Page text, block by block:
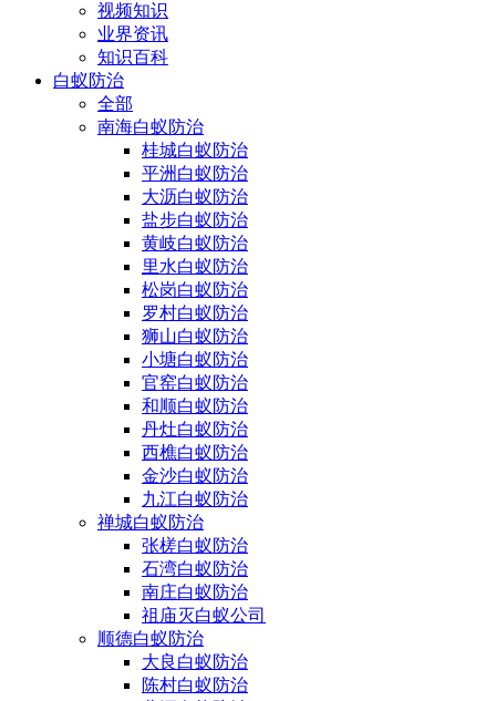
视频知识
业界资讯
知识百科
白蚁防治
全部
南海白蚁防治
桂城白蚁防治
平洲白蚁防治
大沥白蚁防治
盐步白蚁防治
黄岐白蚁防治
里水白蚁防治
松岗白蚁防治
罗村白蚁防治
狮山白蚁防治
小塘白蚁防治
官窑白蚁防治
和顺白蚁防治
丹灶白蚁防治
西樵白蚁防治
金沙白蚁防治
九江白蚁防治
禅城白蚁防治
张槎白蚁防治
石湾白蚁防治
南庄白蚁防治
祖庙灭白蚁公司
顺德白蚁防治
大良白蚁防治
陈村白蚁防治